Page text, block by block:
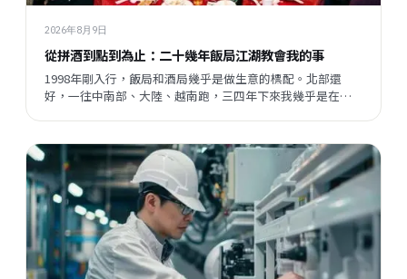
2026年8月9日
從拼酒到點到為止：二十幾年飯局江湖教會我的事
1998年剛入行，飯局和酒局幾乎是做生意的標配。北部還
好，一往中南部、大陸、越南跑，三四年下來我幾乎是在酒
久的事。